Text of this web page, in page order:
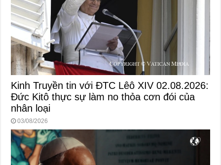
Kinh Truyền tin với ĐTC Lêô XIV 02.08.2026:
Đức Kitô thực sự làm no thỏa cơn đói của
nhân loại
03/08/2026